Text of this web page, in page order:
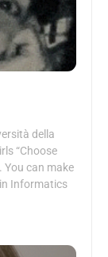
della
“Choose
You can make
Informatics